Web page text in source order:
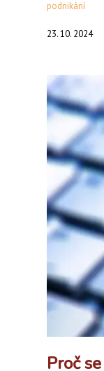
podnikání
23. 10. 2024
Proč